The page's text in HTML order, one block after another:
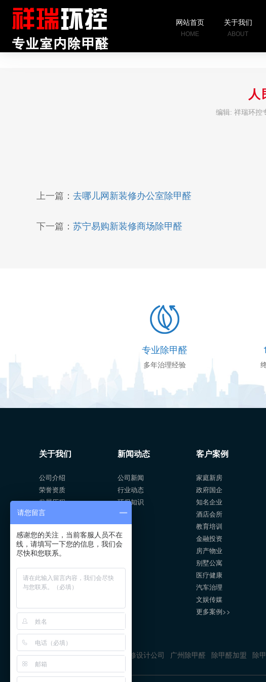
网站首页
HOME
关于我们
ABOUT
编辑: 祥瑞环控
上一篇： 去哪儿网新装修办公室除甲醛
下一篇： 苏宁易购新装修商场除甲醛
专业除甲醛
多年治理经验
关于我们
公司介绍
荣誉资质
发展历程
媒体报道
在线留言
联系我们
新闻动态
公司新闻
行业动态
环保知识
客户案例
家庭新房
政府国企
知名企业
酒店会所
教育培训
金融投资
房产物业
别墅公寓
医疗健康
汽车治理
文娱传媒
更多案例>>
友情链接： 西安甲醛治理 装修设计公司 广州除甲醛 除甲醛加盟 除
请您留言
感谢您的关注，当前客服人员不在
线，请填写一下您的信息，我们会
尽快和您联系。